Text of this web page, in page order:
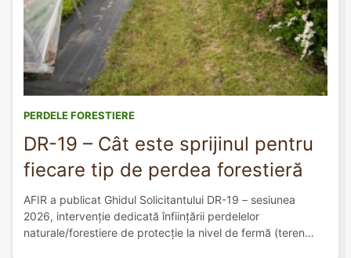
PERDELE FORESTIERE
DR-19 – Cât este sprijinul pentru
fiecare tip de perdea forestieră
AFIR a publicat Ghidul Solicitantului DR-19 – sesiunea
2026, intervenție dedicată înființării perdelelor
naturale/forestiere de protecție la nivel de fermă (teren